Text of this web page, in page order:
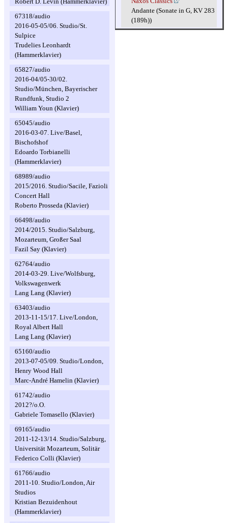
67318/audio
2016-05-05/06. Studio/St.
Sulpice
Trudelies Leonhardt
(Hammerklavier)
65827/audio
2016-04/05-30/02.
Studio/München, Bayerischer
Rundfunk, Studio 2
William Youn (Klavier)
65045/audio
2016-03-07. Live/Basel,
Bischofshof
Edoardo Torbianelli
(Hammerklavier)
68989/audio
2015/2016. Studio/Sacile, Fazioli
Concert Hall
Roberto Prosseda (Klavier)
66498/audio
2014/2015. Studio/Salzburg,
Mozarteum, Großer Saal
Fazil Say (Klavier)
62764/audio
2014-03-29. Live/Wolfsburg,
Volkswagenwerk
Lang Lang (Klavier)
63403/audio
2013-11-15/17. Live/London,
Royal Albert Hall
Lang Lang (Klavier)
65160/audio
2013-07-05/09. Studio/London,
Henry Wood Hall
Marc-André Hamelin (Klavier)
61742/audio
2012?/o.O.
Gabriele Tomasello (Klavier)
69165/audio
2011-12-13/14. Studio/Salzburg,
Universität Mozarteum, Solitär
Federico Colli (Klavier)
61766/audio
2011-10. Studio/London, Air
Studios
Kristian Bezuidenhout
(Hammerklavier)
Andante (Sonate in G, KV 283
(189h))